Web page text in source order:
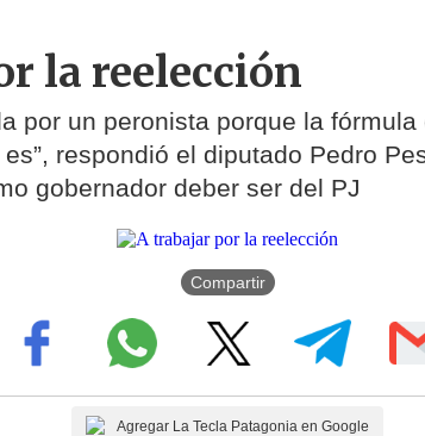
la reelección
por un peronista porque la
respondió el diputado Pedro
gobernador deber ser del PJ
Compartir
Agregar La Tecla Patagonia en Google